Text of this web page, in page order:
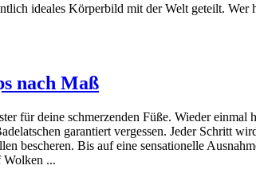
ideales Körperbild mit der Welt geteilt. Wer
nach Maß
für deine schmerzenden Füße. Wieder
garantiert vergessen. Jeder Schritt
bescheren. Bis auf eine sensationelle
Wolken ...